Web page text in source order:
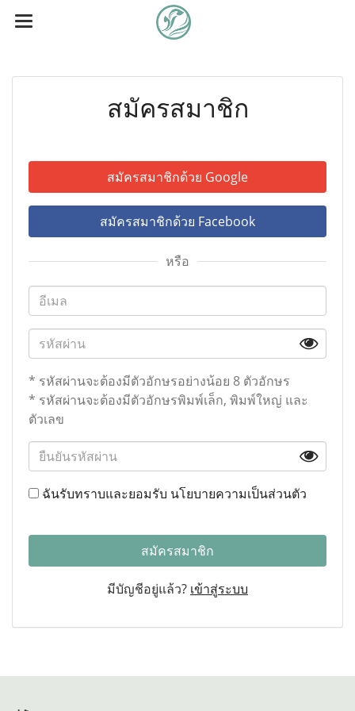
สมัครสมาชิก
สมัครสมาชิกด้วย Google
สมัครสมาชิกด้วย Facebook
หรือ
* รหัสผ่านจะต้องมีตัวอักษรอย่างน้อย 8 ตัวอักษร
* รหัสผ่านจะต้องมีตัวอักษรพิมพ์เล็ก, พิมพ์ใหญ่ และ
ตัวเลข
ฉันรับทราบและยอมรับ นโยบายความเป็นส่วนตัว
สมัครสมาชิก
มีบัญชีอยู่แล้ว? เข้าสู่ระบบ